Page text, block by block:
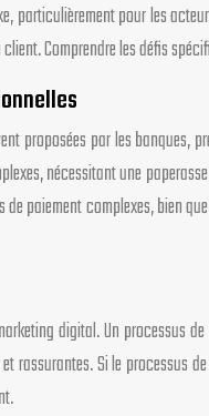
particulièrement pour les
Comprendre les défis
proposées par les banques,
nécessitant une
paiement complexes, bien
digital. Un processus
rassurantes. Si le processus